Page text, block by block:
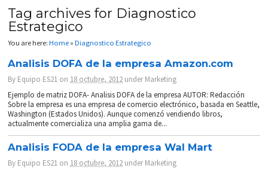
Tag archives for Diagnostico
Estrategico
You are here:Home »Diagnostico Estrategico
Analisis DOFA de la empresa Amazon.com
By Equipo ES21 on 18 octubre, 2012 underMarketing
Ejemplo de matriz DOFA- Analisis DOFA de la empresa AUTOR: Redacción
Sobre la empresa es una empresa de comercio electrónico, basada en Seattle,
Washington (Estados Unidos). Aunque comenzó vendiendo libros,
actualmente comercializa una amplia gama de...
Analisis FODA de la empresa Wal Mart
By Equipo ES21 on 18 octubre, 2012 underMarketing